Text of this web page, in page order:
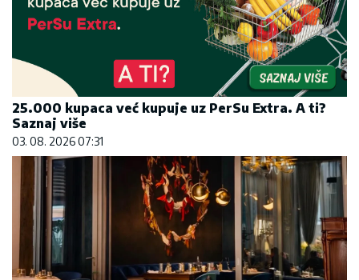
25.000 kupaca već kupuje uz PerSu Extra. A ti?
Saznaj više
03. 08. 2026 07:31